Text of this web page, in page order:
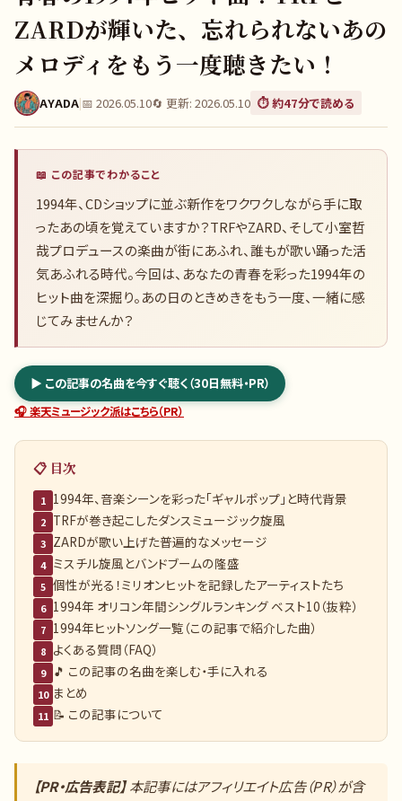
ZARDが輝いた、忘れられないあの
メロディをもう一度聴きたい！
AYADA|📅 2026.05.10🔄 更新: 2026.05.10 ⏱️ 約47分で読める
📖 この記事でわかること
1994年、CDショップに並ぶ新作をワクワクしながら手に取
ったあの頃を覚えていますか？TRFやZARD、そして小室哲
哉プロデュースの楽曲が街にあふれ、誰もが歌い踊った活
気あふれる時代。今回は、あなたの青春を彩った1994年の
ヒット曲を深掘り。あの日のときめきをもう一度、一緒に感
じてみませんか？
▶ この記事の名曲を今すぐ聴く（30日無料・PR）
🎧 楽天ミュージック派はこちら（PR）
📋 目次
1 1994年、音楽シーンを彩った「ギャルポップ」と時代背景
2 TRFが巻き起こしたダンスミュージック旋風
3 ZARDが歌い上げた普遍的なメッセージ
4 ミスチル旋風とバンドブームの隆盛
5 個性が光る！ミリオンヒットを記録したアーティストたち
6 1994年 オリコン年間シングルランキング ベスト10（抜粋）
7 1994年ヒットソング一覧（この記事で紹介した曲）
8 よくある質問（FAQ）
9 🎵 この記事の名曲を楽しむ・手に入れる
10 まとめ
11 📝 この記事について
【PR・広告表記】本記事にはアフィリエイト広告（PR）が含